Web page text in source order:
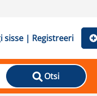
sisse | Registreeri
Otsi